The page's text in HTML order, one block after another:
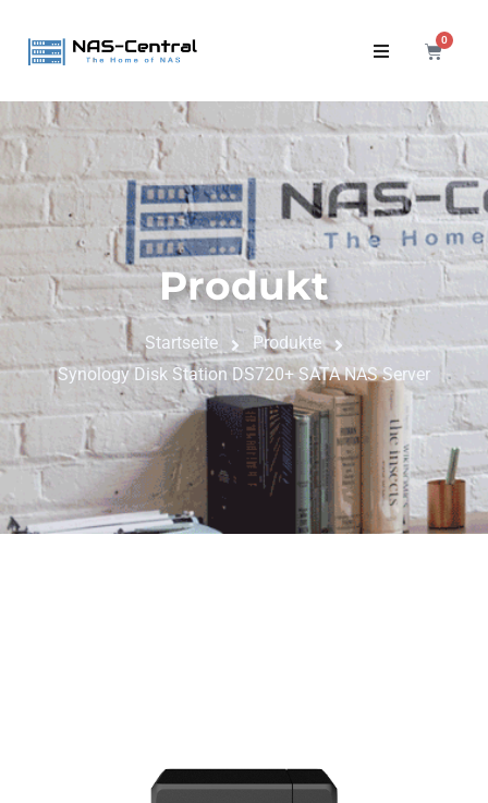
0
Produkt
Startseite
Produkte
Synology Disk Station DS720+ SATA NAS Server